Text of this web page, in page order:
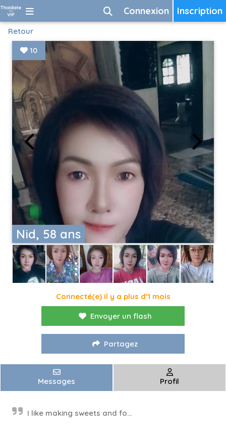
Inscription
Connexion
Retour
Nid, 58 ans
10
Connecté(e) il y a plus d'1 mois
Envoyer un flash
Partagez
Messages Profil
I like making sweets and fo...